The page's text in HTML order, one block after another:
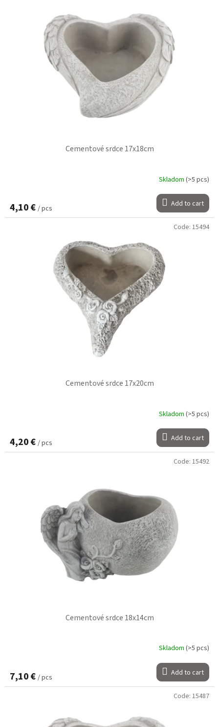
Cementové srdce 17x18cm
Skladom (>5 pcs)
4,10 € / pcs Add to cart
Cementové srdce 17x20cm
Skladom (>5 pcs)
4,20 € / pcs Add to cart
Code: 15494
Cementové srdce 18x14cm
Skladom (>5 pcs)
7,10 € / pcs Add to cart
Code: 15492
Code: 15487